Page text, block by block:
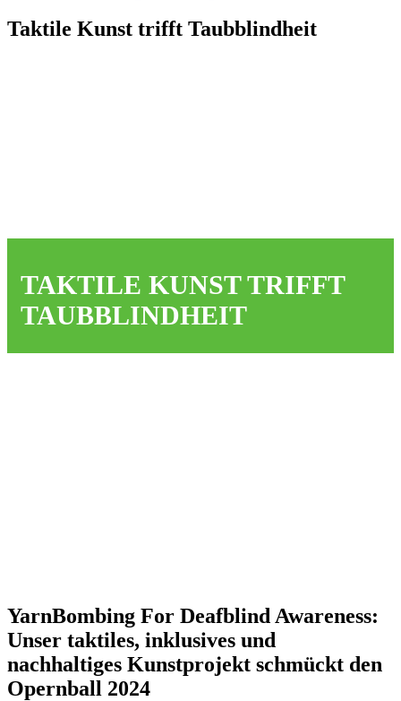
Taktile Kunst trifft Taubblindheit
TAKTILE KUNST TRIFFT
TAUBBLINDHEIT
YarnBombing For Deafblind Awareness:
Unser taktiles, inklusives und
nachhaltiges Kunstprojekt schmückt den
Opernball 2024